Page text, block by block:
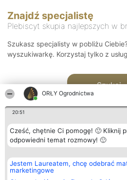
ORŁY Ogrodnictwa
20:51
Cześć, chętnie Ci pomogę! 🙂 Kliknij
odpowiedni temat rozmowy! 🙂
Jestem Laureatem, chcę odebrać
marketingowe
Znajdź specjalistę
Plebiscyt skupia najlepszych w
Szukasz specjalisty w pobliżu
wyszukiwarkę. Korzystaj tylko z
Szukaj
Organizator plebiscytu
Bright Side Solutions sp. z o.
o. sp. k.
ul. Ruska 22
Plebiscyt
Laureaci
wszystkich